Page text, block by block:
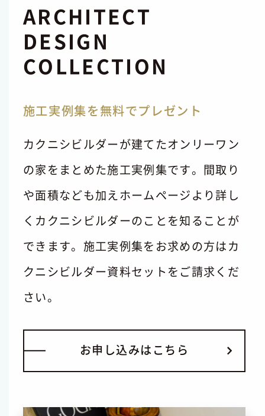
ARCHITECT
DESIGN
COLLECTION
施工実例集を無料でプレゼント
カクニシビルダーが建てたオンリーワン
の家をまとめた施工実例集です。間取り
や面積なども加えホームページより詳し
くカクニシビルダーのことを知ることが
できます。施工実例集をお求めの方はカ
クニシビルダー資料セットをご請求くだ
さい。
お申 し込みは こ ち ら